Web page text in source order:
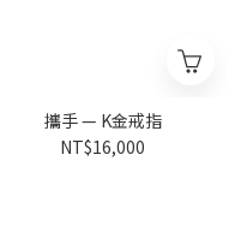
攜手 — K金戒指
NT$16,000